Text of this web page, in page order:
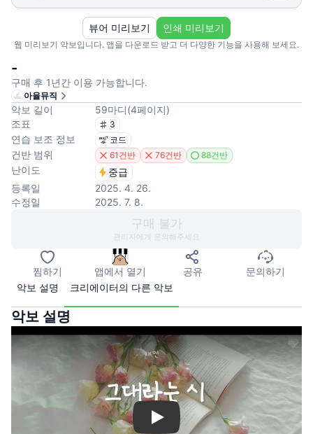
웹 미리보기 악보입니다. 앱을 다운로드 받고 더 다양한 기능을 사용해 보세요.
뷰어 미리보기 인쇄 미리보기
-
구매 후 1년간 이용 가능합니다.
아율뮤직
악보 길이 59마디(4페이지)
조표
3
연습 보조 정보 코드
건반 범위 61건반 76건반 88건반
난이도
중급
등록일
2025. 4. 26.
수정일
2025. 7. 8.
구매 불가
관리자에게 문의해주세요
찜하기 앱에서 열기 공유
문의하기
악보 설명
크리에이터의 다른 악보
악보 설명
Play